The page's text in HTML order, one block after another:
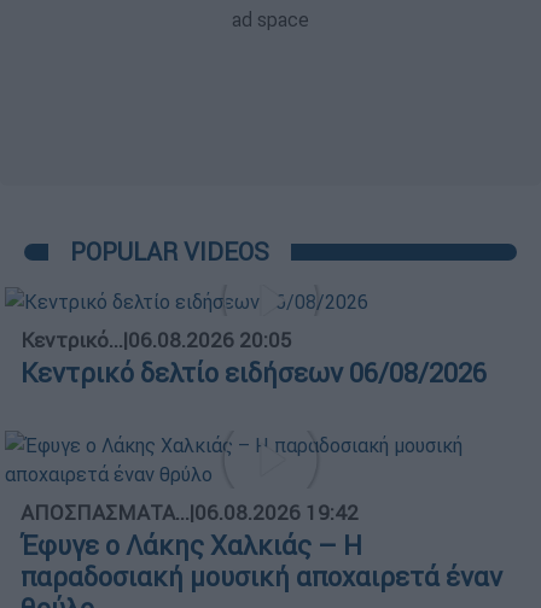
POPULAR VIDEOS
Κεντρικό...|06.08.2026 20:05
Κεντρικό δελτίο ειδήσεων 06/08/2026
ΑΠΟΣΠΑΣΜΑΤΑ...|06.08.2026 19:42
Έφυγε ο Λάκης Χαλκιάς – Η
παραδοσιακή μουσική αποχαιρετά έναν